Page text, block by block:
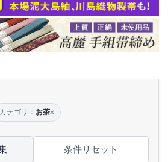
カテゴリ： お茶×
条件リセット